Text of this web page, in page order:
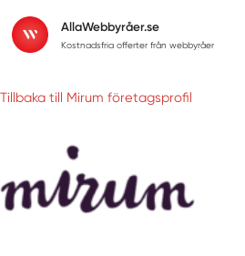
AllaWebbyråer.se
Kostnadsfria offerter från webbyråer
Tillbaka till Mirum företagsprofil